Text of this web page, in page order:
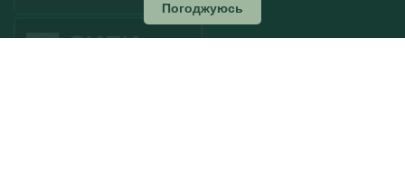
Погоджуюсь